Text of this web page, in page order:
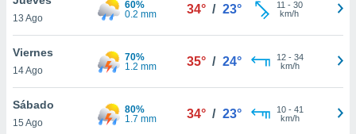
y
en
más
13 Ago
60%
0.2 mm
34° / 23° 11 - 30
km/h
Viernes
14 Ago
70%
1.2 mm
35° / 24° 12- 34
km/h
Sábado
15 Ago
80%
1.7 mm
34° / 23° 10- 41
km/h